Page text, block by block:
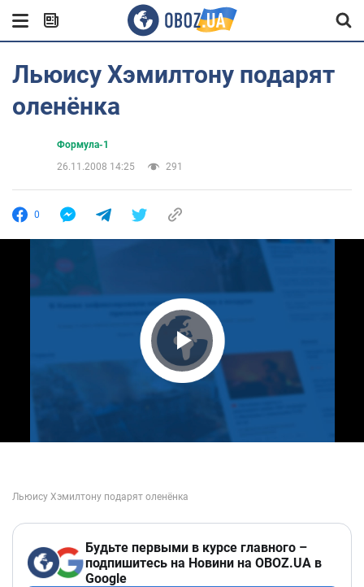
Льюису Хэмилтону подарят
оленёнка
Формула-1
26.11.2008 14:25
291
0
Play Video
Будьте первыми в курсе главного –
подпишитесь на Новини на OBOZ.UA в
Google